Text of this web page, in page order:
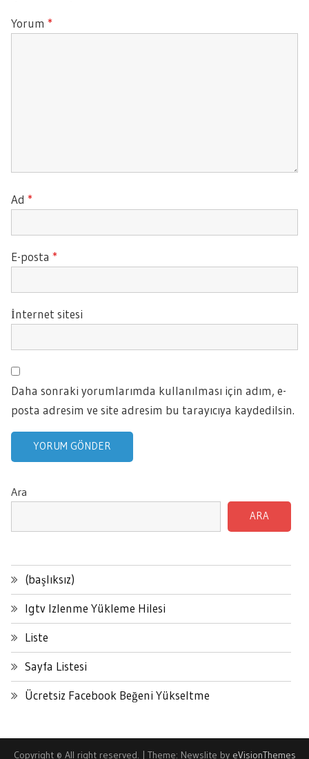
Yorum *
Ad *
E-posta *
İnternet sitesi
Daha sonraki yorumlarımda kullanılması için adım, e-
posta adresim ve site adresim bu tarayıcıya kaydedilsin.
Ara
ARA
(başlıksız)
Igtv Izlenme Yükleme Hilesi
Liste
Sayfa Listesi
Ücretsiz Facebook Beğeni Yükseltme
Copyright © All right reserved. | Theme: Newslite by eVisionThemes